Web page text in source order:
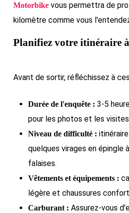
Motorbikevous permettra de
kilomètre comme vous
Planifiez votre itinéraire
Avant de sortir, réfléchissez à
Durée de l'enquête : 3-5
pour les photos et les
Niveau de difficulté :
quelques virages en épingle
falaises.
Vêtements et équipements :
légère et chaussures
Carburant : Assurez-vous